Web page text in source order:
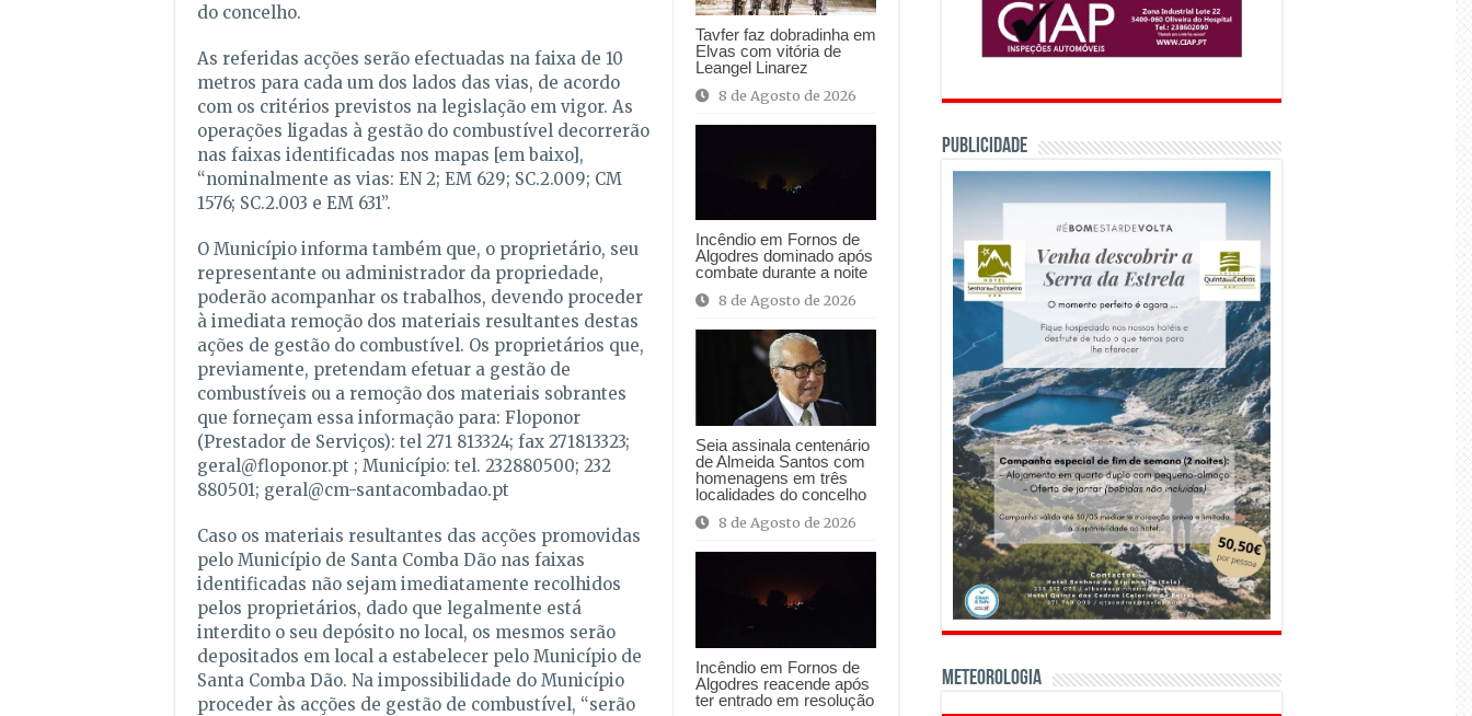
Tavfer faz dobradinha em
Elvas com vitória de
Leangel Linarez
8 de Agosto de 2026
Incêndio em Fornos de
Algodres dominado após
combate durante a noite
8 de Agosto de 2026
Seia assinala centenário
de Almeida Santos com
homenagens em três
localidades do concelho
8 de Agosto de 2026
Incêndio em Fornos de
Algodres reacende após
ter entrado em resolução
do concelho.
As referidas acções serão efectuadas na faixa de 10
metros para cada um dos lados das vias, de acordo
com os critérios previstos na legislação em vigor. As
operações ligadas à gestão do combustível decorrerão
nas faixas identificadas nos mapas [em baixo],
“nominalmente as vias: EN 2; EM 629; SC.2.009; CM
1576; SC.2.003 e EM 631”.
O Município informa também que, o proprietário, seu
representante ou administrador da propriedade,
poderão acompanhar os trabalhos, devendo proceder
à imediata remoção dos materiais resultantes destas
ações de gestão do combustível. Os proprietários que,
previamente, pretendam efetuar a gestão de
combustíveis ou a remoção dos materiais sobrantes
que forneçam essa informação para: Floponor
(Prestador de Serviços): tel 271 813324; fax 271813323;
geral@floponor.pt ; Município: tel. 232880500; 232
880501; geral@cm-santacombadao.pt
Caso os materiais resultantes das acções promovidas
pelo Município de Santa Comba Dão nas faixas
identificadas não sejam imediatamente recolhidos
pelos proprietários, dado que legalmente está
interdito o seu depósito no local, os mesmos serão
depositados em local a estabelecer pelo Município de
Santa Comba Dão. Na impossibilidade do Município
proceder às acções de gestão de combustível, “serão
PUBLICIDADE
Meteorologia